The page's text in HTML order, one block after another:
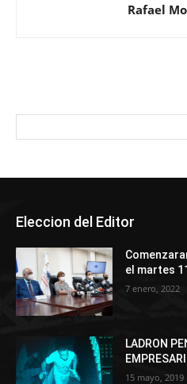
Rafael
Eleccion del Editor
el martes 11
7 enero, 2022
LADRON
15 mayo, 2019